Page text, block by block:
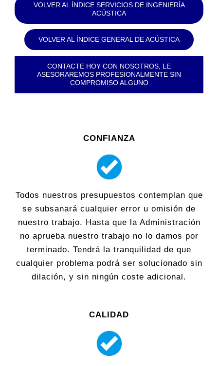
VOLVER AL ÍNDICE SERVICIOS DE INGENIERÍA
ACÚSTICA
VOLVER AL ÍNDICE GENERAL DE ACÚSTICA
CONTACTE HOY CON NOSOTROS, LE
ASESORAREMOS PROFESIONALMENTE SIN
COMPROMISO ALGUNO
CONFIANZA
Todos nuestros presupuestos contemplan que
se subsanará cualquier error u omisión de
nuestro trabajo. Hasta que la Administración
no aprueba nuestro trabajo no lo damos por
terminado. Tendrá la tranquilidad de que
cualquier problema podrá ser solucionado sin
dilación, y sin ningún coste adicional.
CALIDAD